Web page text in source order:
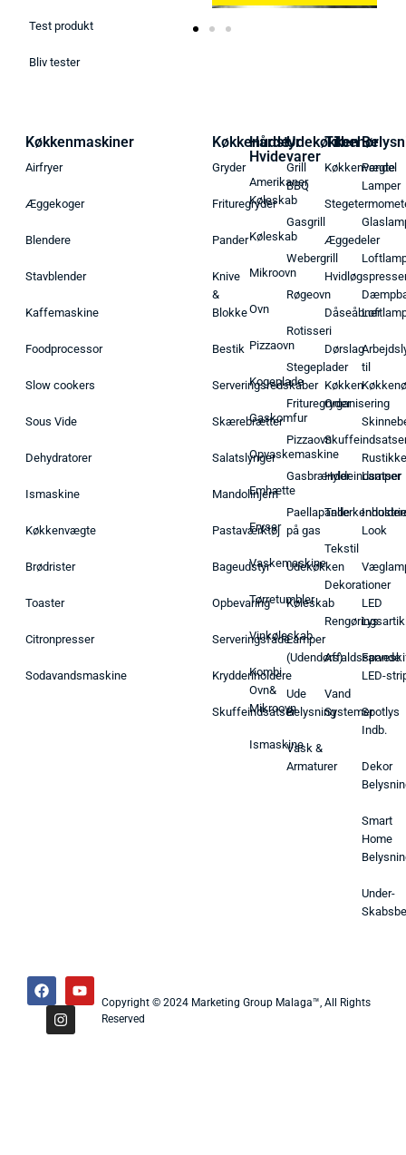
Test produkt
Bliv tester
Køkkenmaskiner
Airfryer
Æggekoger
Blendere
Stavblender
Kaffemaskine
Foodprocessor
Slow cookers
Sous Vide
Dehydratorer
Ismaskine
Køkkenvægte
Brødrister
Toaster
Citronpresser
Sodavandsmaskine
Køkkenudstyr
Gryder
Frituregryder
Pander
Knive
&
Blokke
Bestik
Serveringsredskaber
Skærebrætter
Salatslynger
Mandolinjern
Pastaværktøj
Bageudstyr
Opbevaring
Serveringsfade
Krydderiholdere
Skuffeindsatser
Hårde
Hvidevarer
Amerikaner
Køleskab
Køleskab
Mikroovn
Ovn
Pizzaovn
Kogeplade
Gaskomfur
Opvaskemaskine
Emhætte
Fryser
Vaskemaskine
Tørretumbler
Vinkøleskab
Kombi
Ovn&
Mikroovn
Ismaskine
Udekøkken
Grill
BBQ
Gasgrill
Webergrill
Røgeovn
Rotisseri
Stegeplader
Frituregryder
Pizzaovn
Gasbrænder
Paellapande
på gas
Udekøkken
Køleskab
Lamper
(Udendørs)
Ude
Belysning
Vask &
Armaturer
Tilbehør
Køkkenvægte
Æggedeler
Dåseåbner
Dørslag
Køkken
Organisering
Hyldeindsatser
Tekstil
Dekorationer
Affaldsspande
Vand
Systemer
Pendel
Lamper
til
Rustikke
Lamper
Look
LED
Lys
LED-
Spotlys
Indb.
Dekor
Smart
Home
Under-
Copyright © 2024 Marketing Group Malaga™, All Rights
Reserved